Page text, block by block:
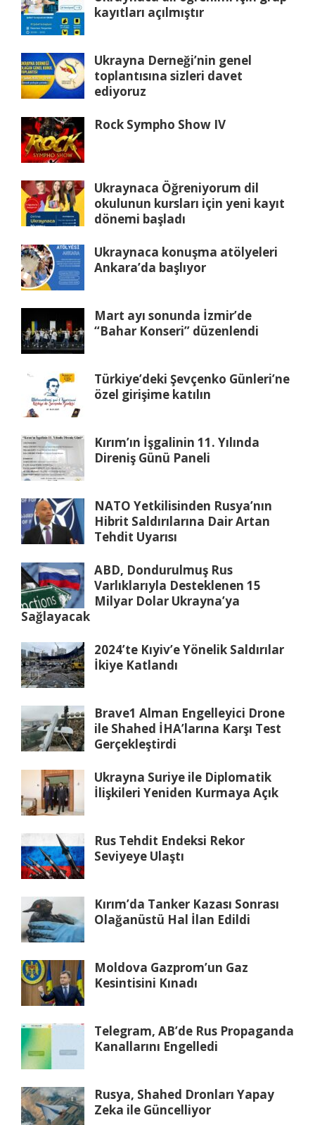
kayıtları açılmıştır
Ukrayna Derneği’nin genel
toplantısına sizleri davet
ediyoruz
Rock Sympho Show IV
Ukraynaca Öğreniyorum dil
okulunun kursları için yeni kayıt
dönemi başladı
Ukraynaca konuşma atölyeleri
Ankara’da başlıyor
Mart ayı sonunda İzmir’de
“Bahar Konseri” düzenlendi
Türkiye’deki Şevçenko Günleri’ne
özel girişime katılın
Kırım’ın İşgalinin 11. Yılında
Direniş Günü Paneli
NATO Yetkilisinden Rusya’nın
Hibrit Saldırılarına Dair Artan
Tehdit Uyarısı
ABD, Dondurulmuş Rus
Varlıklarıyla Desteklenen 15
Milyar Dolar Ukrayna’ya
Sağlayacak
2024’te Kıyiv’e Yönelik Saldırılar
İkiye Katlandı
Brave1 Alman Engelleyici Drone
ile Shahed İHA’larına Karşı Test
Gerçekleştirdi
Ukrayna Suriye ile Diplomatik
İlişkileri Yeniden Kurmaya Açık
Rus Tehdit Endeksi Rekor
Seviyeye Ulaştı
Kırım’da Tanker Kazası Sonrası
Olağanüstü Hal İlan Edildi
Moldova Gazprom’un Gaz
Kesintisini Kınadı
Telegram, AB’de Rus Propaganda
Kanallarını Engelledi
Rusya, Shahed Dronları Yapay
Zeka ile Güncelliyor